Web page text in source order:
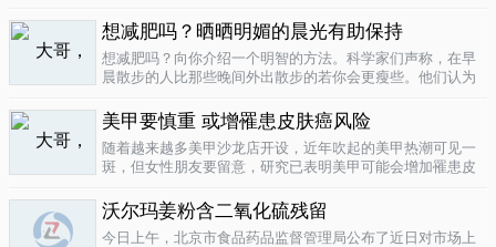
中国家向发达国家进展的过程中的必经之路吧，但是，人们
要为这种发展付出一定的代价，尤其..
想减肥吗？晒晒明媚的晨光有助保持
想减肥吗？向你介绍一个明智的方法。科学家们声称，在早
晨散步的人比那些晚间外出散步的若你会更瘦些。他们认为
国研究人员让54名男性和女性研究参与者在手腕上戴上监控
器，记录他们在一个星期内晒太阳..
美甲要慎重 或增罹患皮肤癌风险
随着越来越多美甲沙龙店开设，近年吹起的美甲热潮可见一
斑，但女性朋友要留意，研究已表明美甲可能会增加罹患皮
美甲很受欢迎是因为它可以防止指甲断裂。但专家表示，美
甲过程中用以硬化凝胶的光疗..
沃尔玛姜粉含二氧化硫残留
今日上午，北京市食品药品监督管理局公布了近日对市场上